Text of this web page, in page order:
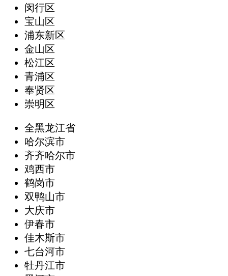
闵行区
宝山区
浦东新区
金山区
松江区
青浦区
奉贤区
崇明区
全黑龙江省
哈尔滨市
齐齐哈尔市
鸡西市
鹤岗市
双鸭山市
大庆市
伊春市
佳木斯市
七台河市
牡丹江市